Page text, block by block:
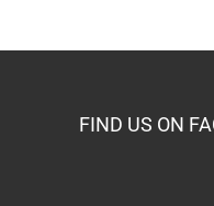
FIND US ON